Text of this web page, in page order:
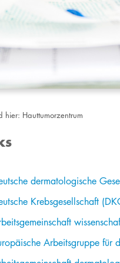
hier: Hauttumorzentrum
dermatologische
Krebsgesellschaft
Arbeitsgruppe für